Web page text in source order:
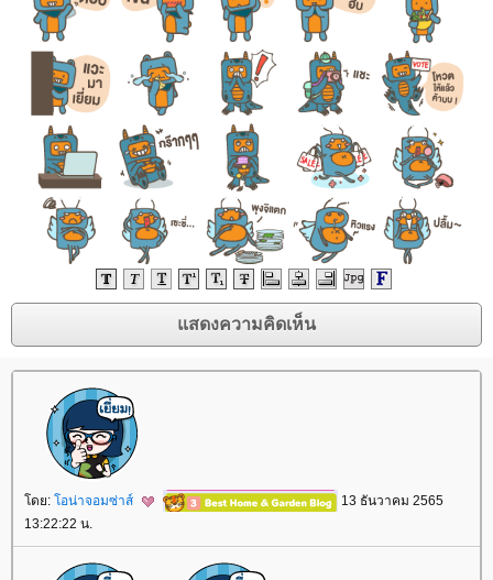
ดย: อน่าจอมซ่าส์
13 ธันวาคม 2565
13:22:22 น.